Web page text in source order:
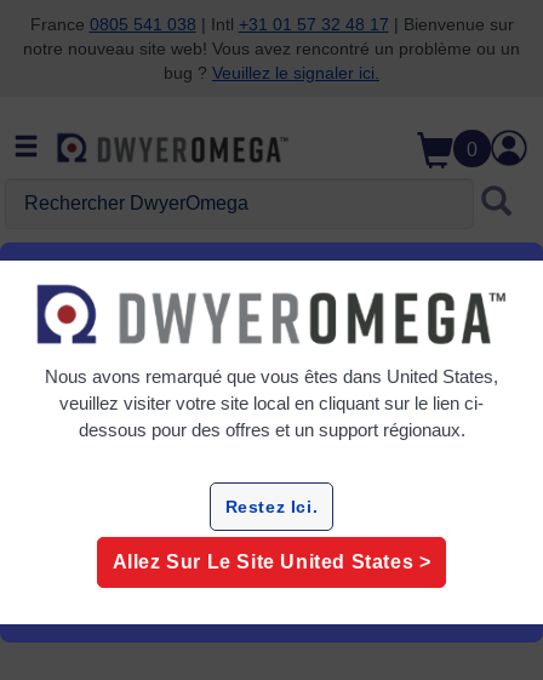
Passer à la recherche
Passer au contenu principal
Passer à la navigation
France 0805 541 038 | Intl +31 01 57 32 48 17 | Bienvenue sur
notre nouveau site web! Vous avez rencontré un problème ou un
bug ? Veuillez le signaler ici.
0
Sondes thermocouples
0 Produits
Sondes thermocouples
surveillance précise et fiable de la température dan... [+]
Nous avons remarqué que vous êtes dans United States,
veuillez visiter votre site local en cliquant sur le lien ci-
dessous pour des offres et un support régionaux.
Restez Ici.
Allez Sur Le Site United States >